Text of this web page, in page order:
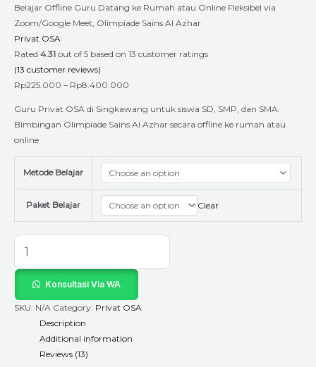
Belajar Offline Guru Datang ke Rumah atau Online Fleksibel via
Zoom/Google Meet, Olimpiade Sains Al Azhar
Privat OSA
Rated 4.31 out of 5 based on 13 customer ratings
(13 customer reviews)
Rp225.000 – Rp8.400.000
Guru Privat OSA di Singkawang untuk siswa SD, SMP, dan SMA.
Bimbingan Olimpiade Sains Al Azhar secara offline ke rumah atau
online
Metode Belajar
Paket Belajar Clear
Konsultasi Via WA
SKU: N/A Category: Privat OSA
Description
Additional information
Reviews (13)